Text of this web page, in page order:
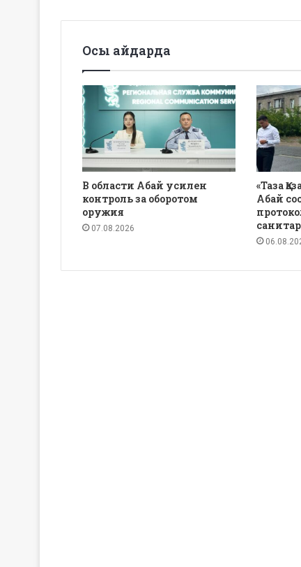
Осы айдарда
В области Абай усилен
контроль за оборотом
оружия
07.08.2026
«Таза
Абай